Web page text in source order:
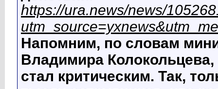
https://ura.news/news/
Напомним, по словам
Владимира
стал критическим. Так,